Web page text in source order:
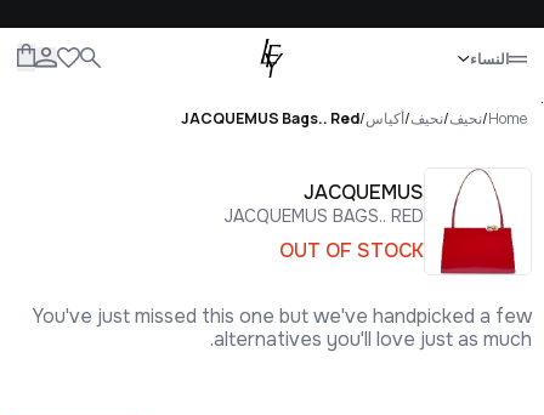
النساء
إغلاق
.
Home
/نحيف/نحيف/أكياس/
JACQUEMUS Bags.. Red
JACQUEMUS
JACQUEMUS BAGS.. RED
OUT OF STOCK
You've just missed this one but we've handpicked a few
alternatives you'll love just as much.